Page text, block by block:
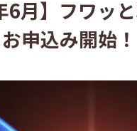
6月】フワッ
申込み開始！